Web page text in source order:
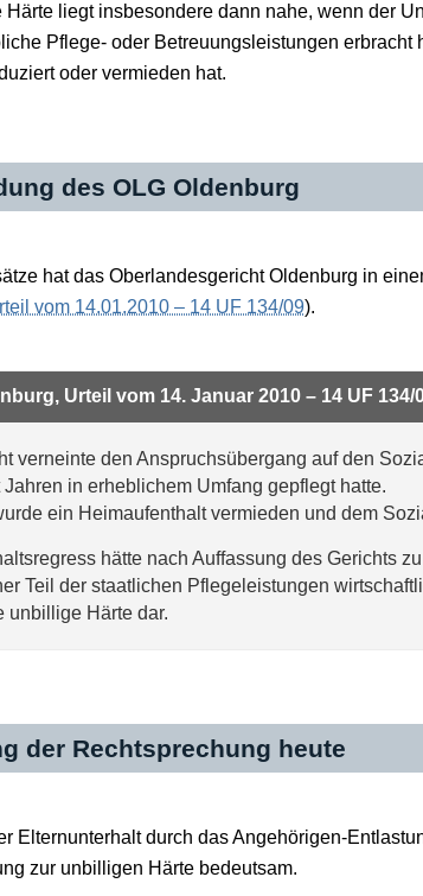
Härte liegt insbesondere dann nahe, wenn der
Pflege- oder Betreuungsleistungen erbracht
oder vermieden hat.
des OLG Oldenburg
hat das Oberlandesgericht Oldenburg in
vom 14.01.2010 – 14 UF 134/09).
Urteil vom 14. Januar 2010 – 14 UF 134/
verneinte den Anspruchsübergang auf den
Jahren in erheblichem Umfang gepflegt hatte.
ein Heimaufenthalt vermieden und dem
hätte nach Auffassung des Gerichts
Teil der staatlichen Pflegeleistungen
unbillige Härte dar.
der Rechtsprechung heute
Elternunterhalt durch das Angehörigen-
zur unbilligen Härte bedeutsam.